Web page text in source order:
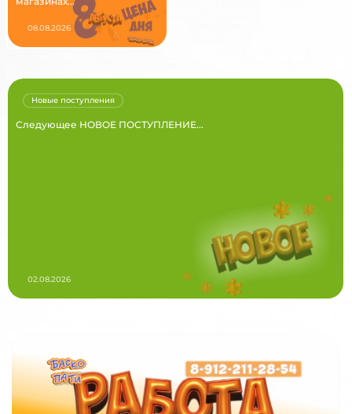
08.08.2026
Следующее НОВОЕ ПОСТУПЛЕНИЕ...
Новые поступления
02.08.2026